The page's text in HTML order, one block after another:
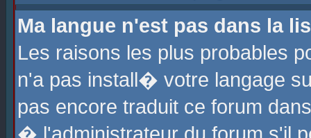
Ma langue n'est pas dans la
Les raisons les plus probables
n'a pas install� votre langage
pas encore traduit ce forum